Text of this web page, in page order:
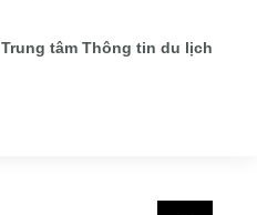
Trung tâm Thông tin du lịch